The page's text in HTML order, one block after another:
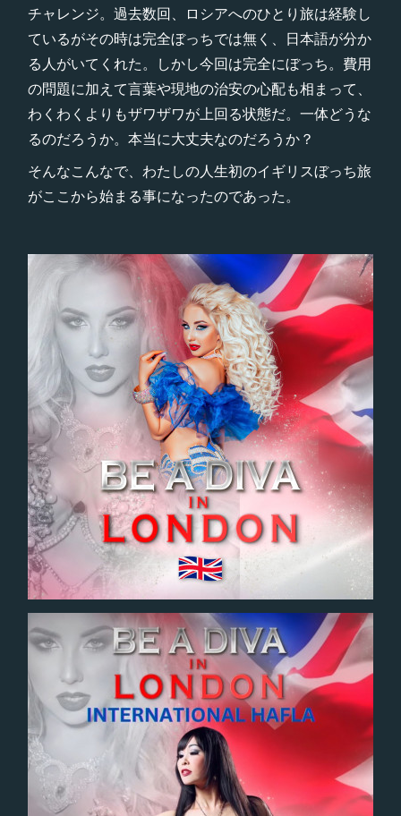
チャレンジ。過去数回、ロシアへのひとり旅は経験し
ているがその時は完全ぼっちでは無く、日本語が分か
る人がいてくれた。しかし今回は完全にぼっち。費用
の問題に加えて言葉や現地の治安の心配も相まって、
わくわくよりもザワザワが上回る状態だ。一体どうな
るのだろうか。本当に大丈夫なのだろうか？
そんなこんなで、わたしの人生初のイギリスぼっち旅
がここから始まる事になったのであった。